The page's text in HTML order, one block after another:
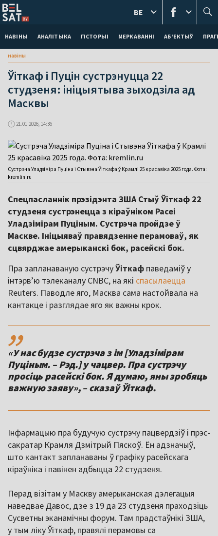
НАВІНЫ АНАЛІТЫКА ГІСТОРЫІ МЕРКАВАННI АБ'ЕКТЫЎ
BE
навіны
Ўіткаф і Пуцін сустрэнуцца 22
студзеня: ініцыятыва зыходзіла ад
Масквы
21.01.2026, 14:36
Сустрэча Уладзіміра Пуціна і Стывэна Ўіткафа ў Крамлі 25 красавіка 2025 года. Фота:
kremlin.ru
Спецпасланнік прэзідэнта ЗША Стыў Ўіткаф 22
студзеня сустрэнецца з кіраўніком Расеі
Уладзімірам Пуціным. Сустрэча пройдзе ў
Маскве. Ініцыяваў правядзенне перамоваў, як
сцвярджае амерыканскі бок, расейскі бок.
Пра запланаваную сустрэчуЎіткаф паведаміў у
інтэрв’ю тэлеканалу CNBC, на які спасылаецца
Reuters. Паводле яго, Масква сама настойвала на
кантакце і разглядае яго як важны крок.
,,
«У нас будзе сустрэча з ім [Уладзімірам
Пуціным. – Рэд.] у чацвер. Пра сустрэчу
просіць расейскі бок. Я думаю, яны зробяць
важную заяву», – сказаў Ўіткаф.
Інфармацыю пра будучую сустрэчу пацвердзіў і прэс-
сакратар Крамля Дзмітрый Пяскоў. Ён адзначыў,
што кантакт запланаваны ў графіку расейскага
кіраўніка і павінен адбыцца 22 студзеня.
Перад візітам у Маскву амерыканская дэлегацыя
наведвае Давос, дзе з 19 да 23 студзеня праходзіць
Сусветны эканамічны форум. Там прадстаўнікі ЗША,
у тым ліку Ўіткаф, правялі перамовы са